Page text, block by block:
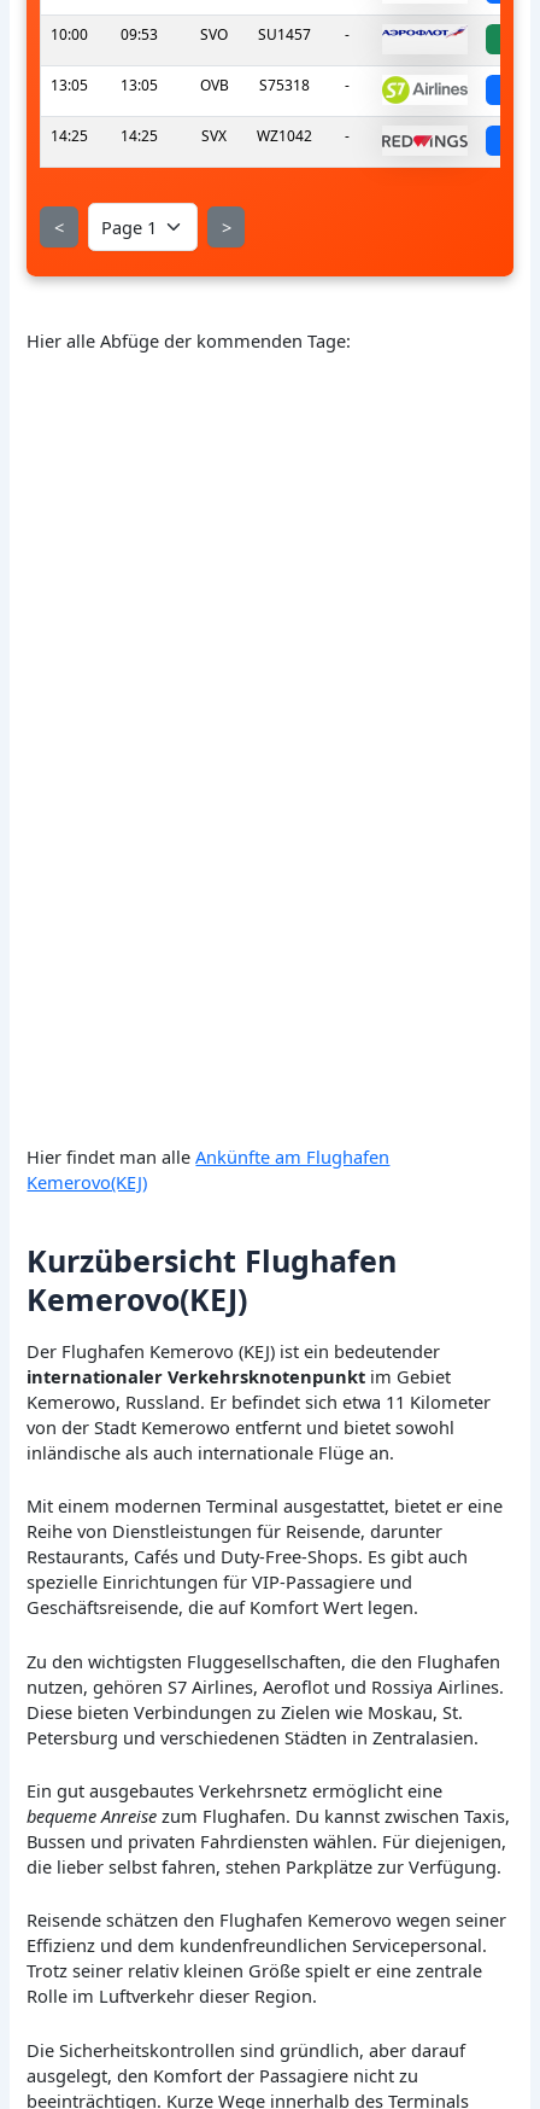
10:00 09:53 SVO SU1457 -
13:05 13:05 OVB S75318 -
14:25 14:25 SVX WZ1042 -
< >
Hier alle Abfüge der kommenden Tage:
Hier findet man alleAnkünfte am Flughafen
Kemerovo(KEJ)
Kurzübersicht Flughafen
Kemerovo(KEJ)
Der Flughafen Kemerovo (KEJ) ist ein bedeutender
internationaler Verkehrsknotenpunkt im Gebiet
Kemerowo, Russland. Er befindet sich etwa 11 Kilometer
von der Stadt Kemerowo entfernt und bietet sowohl
inländische als auch internationale Flüge an.
Mit einem modernen Terminal ausgestattet, bietet er eine
Reihe von Dienstleistungen für Reisende, darunter
Restaurants, Cafés und Duty-Free-Shops. Es gibt auch
spezielle Einrichtungen für VIP-Passagiere und
Geschäftsreisende, die auf Komfort Wert legen.
Zu den wichtigsten Fluggesellschaften, die den Flughafen
nutzen, gehören S7 Airlines, Aeroflot und Rossiya Airlines.
Diese bieten Verbindungen zu Zielen wie Moskau, St.
Petersburg und verschiedenen Städten in Zentralasien.
Ein gut ausgebautes Verkehrsnetz ermöglicht eine
bequeme Anreise zum Flughafen. Du kannst zwischen Taxis,
Bussen und privaten Fahrdiensten wählen. Für diejenigen,
die lieber selbst fahren, stehen Parkplätze zur Verfügung.
Reisende schätzen den Flughafen Kemerovo wegen seiner
Effizienz und dem kundenfreundlichen Servicepersonal.
Trotz seiner relativ kleinen Größe spielt er eine zentrale
Rolle im Luftverkehr dieser Region.
Die Sicherheitskontrollen sind gründlich, aber darauf
ausgelegt, den Komfort der Passagiere nicht zu
beeinträchtigen. Kurze Wege innerhalb des Terminals